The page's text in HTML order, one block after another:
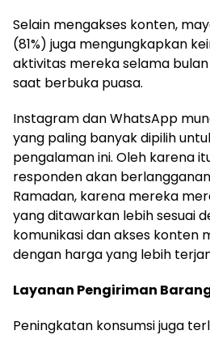
Selain mengakses konten,
(81%) juga mengungkapkan
aktivitas mereka selama
saat berbuka puasa.
Instagram dan WhatsApp
yang paling banyak dipilih
pengalaman ini. Oleh karena
responden akan
Ramadan, karena mereka
yang ditawarkan lebih sesuai
komunikasi dan akses konten
dengan harga yang lebih
Layanan Pengiriman
Peningkatan konsumsi juga